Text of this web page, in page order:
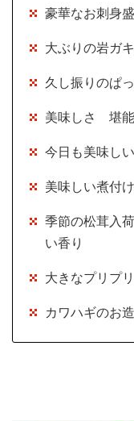
豪華なお刺身
大ぶりの岩ガ
久し振りのぱ
美味しさ 堪
今日も美味
美味しい煮
季節の松茸
い香り
大きなプリプ
カワハギのお